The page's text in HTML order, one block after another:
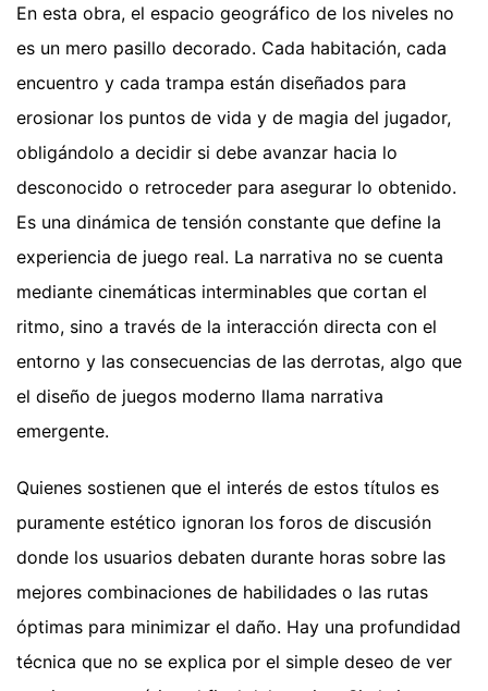
En esta obra, el espacio geográfico de los niveles no
es un mero pasillo decorado. Cada habitación, cada
encuentro y cada trampa están diseñados para
erosionar los puntos de vida y de magia del jugador,
obligándolo a decidir si debe avanzar hacia lo
desconocido o retroceder para asegurar lo obtenido.
Es una dinámica de tensión constante que define la
experiencia de juego real. La narrativa no se cuenta
mediante cinemáticas interminables que cortan el
ritmo, sino a través de la interacción directa con el
entorno y las consecuencias de las derrotas, algo que
el diseño de juegos moderno llama narrativa
emergente.
Quienes sostienen que el interés de estos títulos es
puramente estético ignoran los foros de discusión
donde los usuarios debaten durante horas sobre las
mejores combinaciones de habilidades o las rutas
óptimas para minimizar el daño. Hay una profundidad
técnica que no se explica por el simple deseo de ver